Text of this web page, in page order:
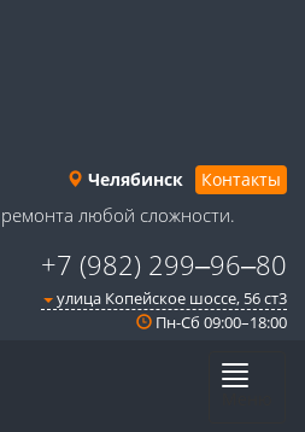
Челябинск Контакты
ремонта любой сложности.
+7 (982) 299‒96‒80
улица Копейское шоссе, 56 ст3​
Пн-Сб 09:00–18:00